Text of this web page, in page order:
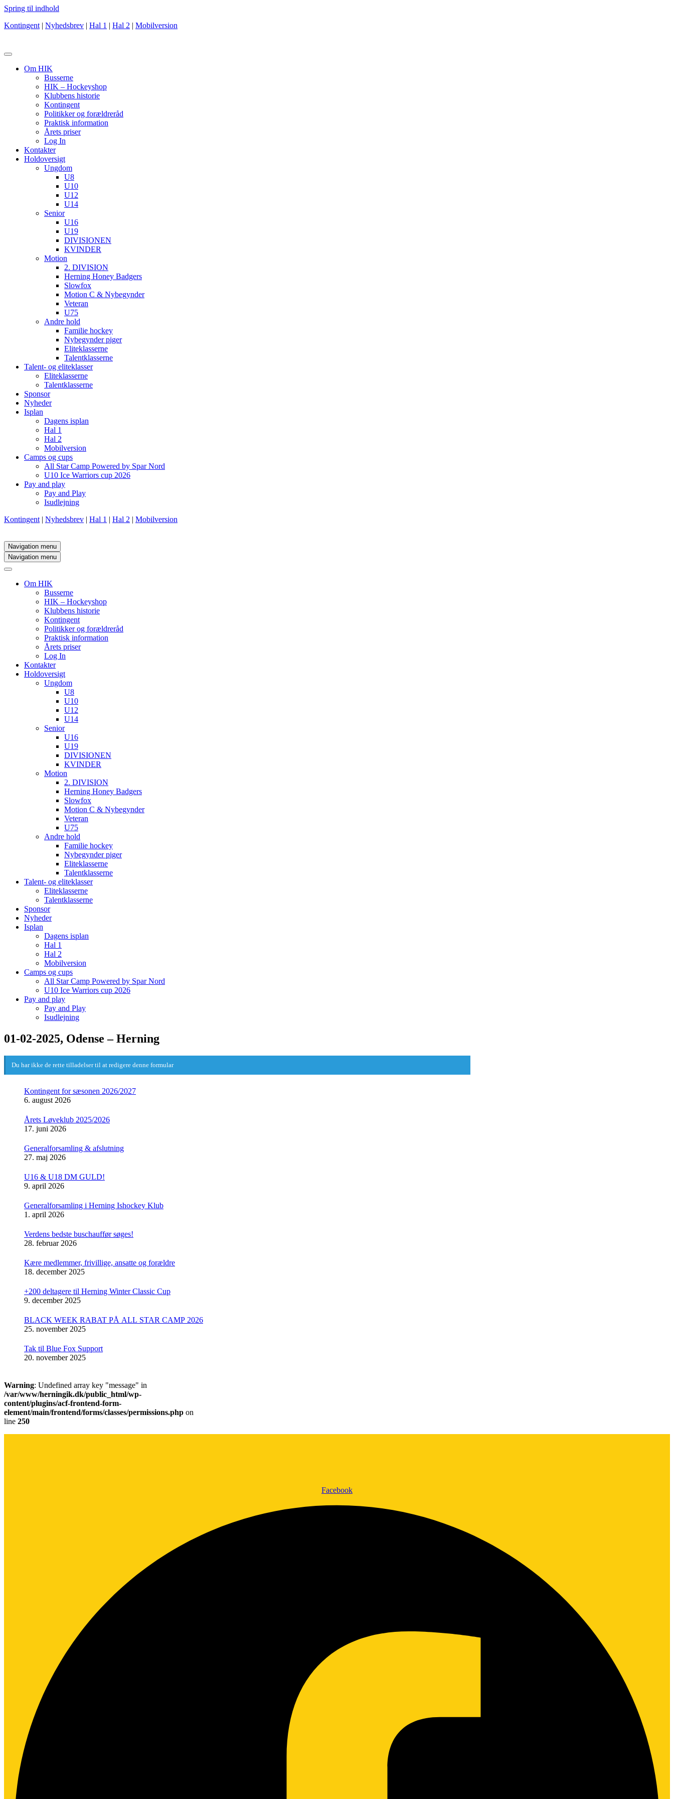
Spring til indhold
Kontingent | Nyhedsbrev | Hal 1 | Hal 2 | Mobilversion
Om HIK
Busserne
HIK – Hockeyshop
Klubbens historie
Kontingent
Politikker og forældreråd
Praktisk information
Årets priser
Log In
Kontakter
Holdoversigt
Ungdom
U8
U10
U12
U14
Senior
U16
U19
DIVISIONEN
KVINDER
Motion
2. DIVISION
Herning Honey Badgers
Slowfox
Motion C & Nybegynder
Veteran
U75
Andre hold
Familie hockey
Nybegynder piger
Eliteklasserne
Talentklasserne
Talent- og eliteklasser
Eliteklasserne
Talentklasserne
Sponsor
Nyheder
Isplan
Dagens isplan
Hal 1
Hal 2
Mobilversion
Camps og cups
All Star Camp Powered by Spar Nord
U10 Ice Warriors cup 2026
Pay and play
Pay and Play
Isudlejning
Kontingent | Nyhedsbrev | Hal 1 | Hal 2 | Mobilversion
Navigation menu
Navigation menu
Om HIK
Busserne
HIK – Hockeyshop
Klubbens historie
Kontingent
Politikker og forældreråd
Praktisk information
Årets priser
Log In
Kontakter
Holdoversigt
Ungdom
U8
U10
U12
U14
Senior
U16
U19
DIVISIONEN
KVINDER
Motion
2. DIVISION
Herning Honey Badgers
Slowfox
Motion C & Nybegynder
Veteran
U75
Andre hold
Familie hockey
Nybegynder piger
Eliteklasserne
Talentklasserne
Talent- og eliteklasser
Eliteklasserne
Talentklasserne
Sponsor
Nyheder
Isplan
Dagens isplan
Hal 1
Hal 2
Mobilversion
Camps og cups
All Star Camp Powered by Spar Nord
U10 Ice Warriors cup 2026
Pay and play
Pay and Play
Isudlejning
01-02-2025, Odense – Herning
Du har ikke de rette tilladelser til at redigere denne formular
Kontingent for sæsonen 2026/2027
6. august 2026
Årets Løveklub 2025/2026
17. juni 2026
Generalforsamling & afslutning
27. maj 2026
U16 & U18 DM GULD!
9. april 2026
Generalforsamling i Herning Ishockey Klub
1. april 2026
Verdens bedste buschauffør søges!
28. februar 2026
Kære medlemmer, frivillige, ansatte og forældre
18. december 2025
+200 deltagere til Herning Winter Classic Cup
9. december 2025
BLACK WEEK RABAT PÅ ALL STAR CAMP 2026
25. november 2025
Tak til Blue Fox Support
20. november 2025
Warning: Undefined array key "message" in
/var/www/herningik.dk/public_html/wp-
content/plugins/acf-frontend-form-
element/main/frontend/forms/classes/permissions.php on
line 250
Facebook